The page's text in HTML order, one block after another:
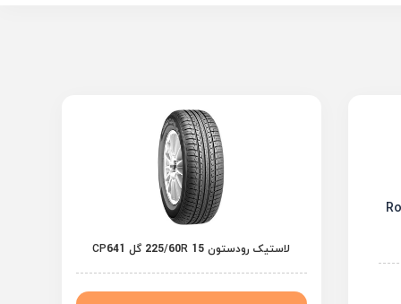
لاستیک رودستون 225/60R 15 گل CP641